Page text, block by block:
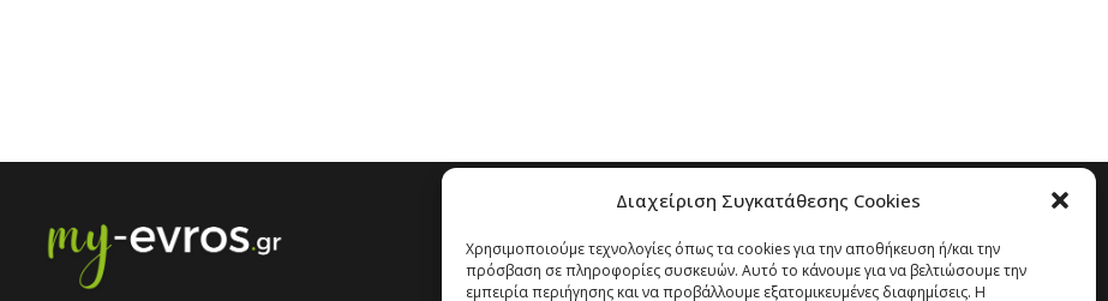
Διαχείριση Συγκατάθεσης Cookies
Χρησιμοποιούμε τεχνολογίες όπως τα cookies για την αποθήκευση ή/και την
πρόσβαση σε πληροφορίες συσκευών. Αυτό το κάνουμε για να βελτιώσουμε την
εμπειρία περιήγησης και να προβάλλουμε εξατομικευμένες διαφημίσεις. Η